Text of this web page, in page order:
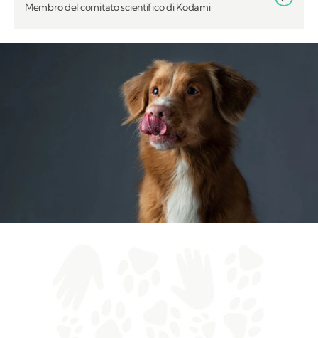
Membro del comitato scientifico di Kodami